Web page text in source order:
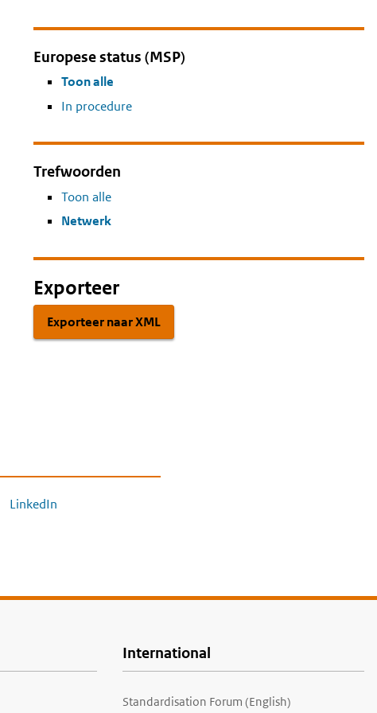
Europese status (MSP)
Toon alle
In procedure
Trefwoorden
Toon alle
Netwerk
Exporteer
Exporteer naar XML
LinkedIn
International
Standardisation Forum (English)